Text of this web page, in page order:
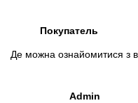
Покупатель
Де можна ознайомитися з
Admin